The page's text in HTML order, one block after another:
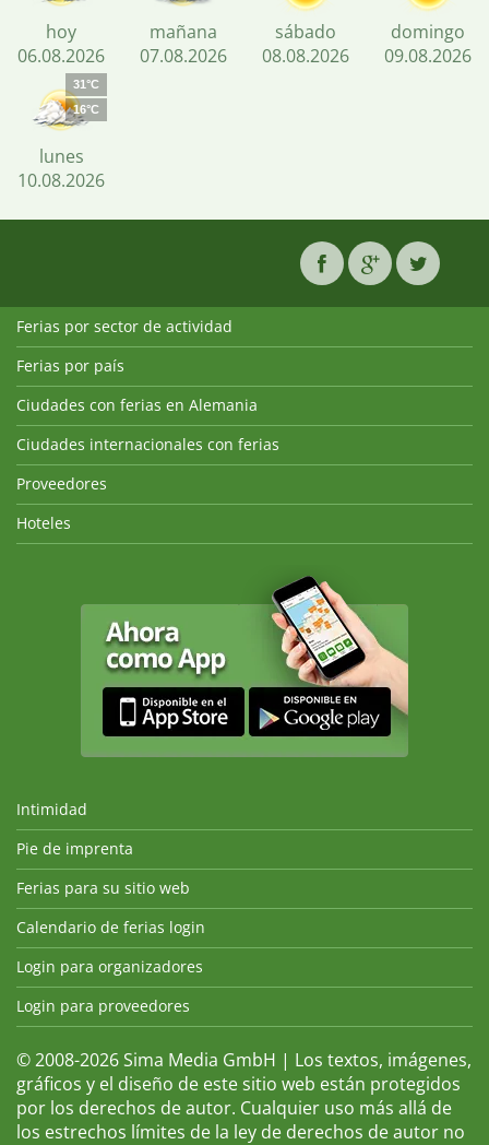
hoy
06.08.2026
mañana
07.08.2026
sábado
08.08.2026
domingo
09.08.2026
31°C
16°C
lunes
10.08.2026
Ferias por sector de actividad
Ferias por país
Ciudades con ferias en Alemania
Ciudades internacionales con ferias
Proveedores
Hoteles
Intimidad
Pie de imprenta
Ferias para su sitio web
Calendario de ferias login
Login para organizadores
Login para proveedores
© 2008-2026 Sima Media GmbH | Los textos, imágenes,
gráficos y el diseño de este sitio web están protegidos
por los derechos de autor. Cualquier uso más allá de
los estrechos límites de la ley de derechos de autor no